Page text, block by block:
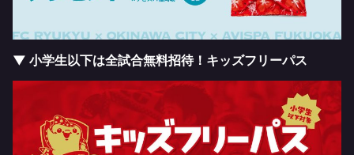
▼ 小学生以下は全試合無料招待！キッズフリーパス